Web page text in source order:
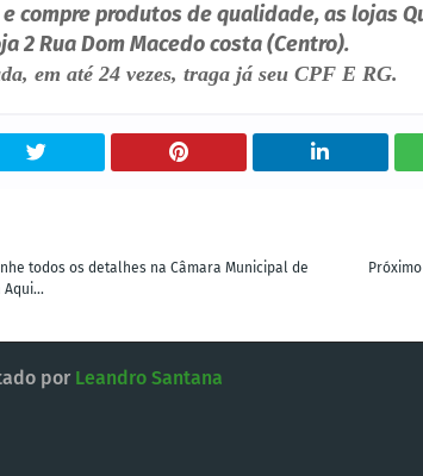
compre produtos de qualidade, as lojas
2 Rua Dom Macedo costa (Centro).
em até 24 vezes, traga já seu CPF E RG.
todos os detalhes na Câmara Municipal de
Aqui...
por Leandro Santana